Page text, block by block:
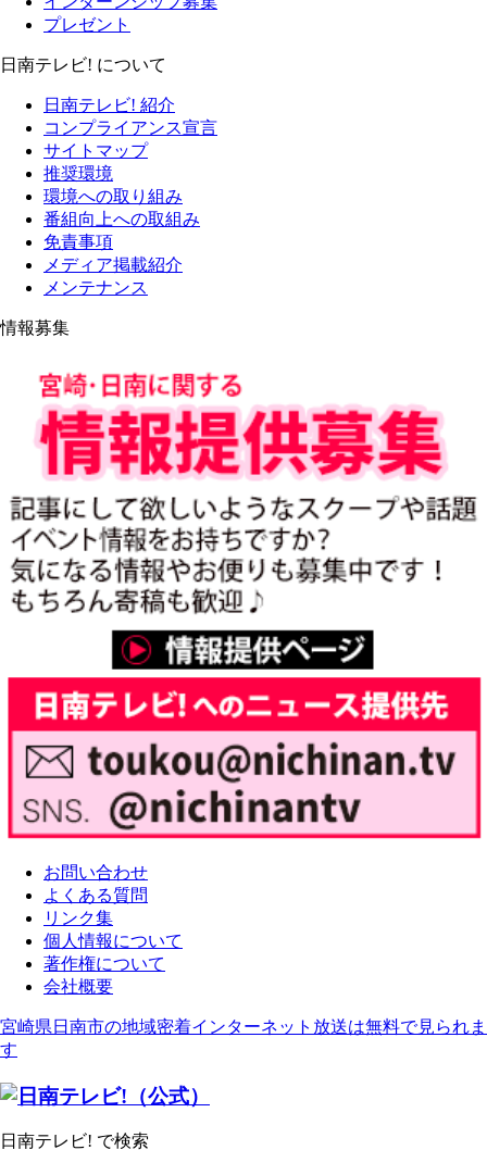
プレゼント
日南テレビ! について
日南テレビ! 紹介
コンプライアンス宣言
サイトマップ
推奨環境
環境への取り組み
番組向上への取組み
免責事項
メディア掲載紹介
メンテナンス
情報募集
お問い合わせ
よくある質問
リンク集
個人情報について
著作権について
会社概要
宮崎県日南市の地域密着インターネット放送は無料で見られま
す
日南テレビ! で検索